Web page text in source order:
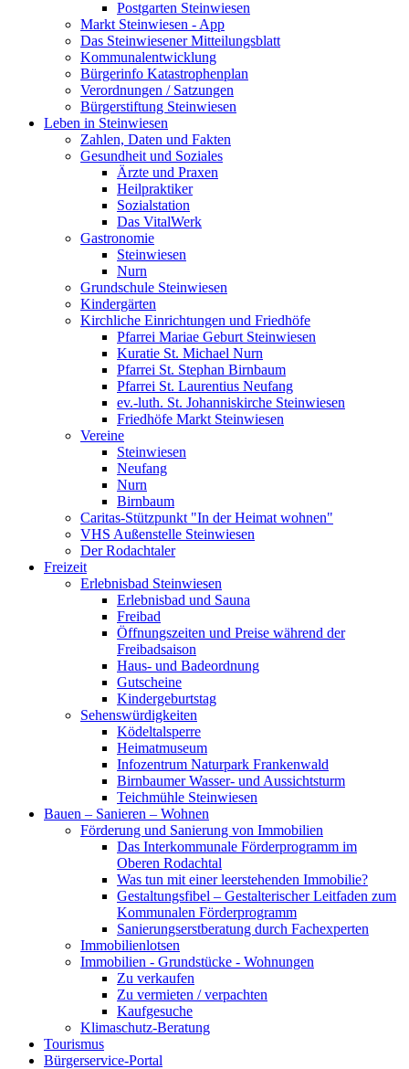
Postgarten Steinwiesen
Markt Steinwiesen - App
Das Steinwiesener Mitteilungsblatt
Kommunalentwicklung
Bürgerinfo Katastrophenplan
Verordnungen / Satzungen
Bürgerstiftung Steinwiesen
Leben in Steinwiesen
Zahlen, Daten und Fakten
Gesundheit und Soziales
Ärzte und Praxen
Heilpraktiker
Sozialstation
Das VitalWerk
Gastronomie
Steinwiesen
Nurn
Grundschule Steinwiesen
Kindergärten
Kirchliche Einrichtungen und Friedhöfe
Pfarrei Mariae Geburt Steinwiesen
Kuratie St. Michael Nurn
Pfarrei St. Stephan Birnbaum
Pfarrei St. Laurentius Neufang
ev.-luth. St. Johanniskirche Steinwiesen
Friedhöfe Markt Steinwiesen
Vereine
Steinwiesen
Neufang
Nurn
Birnbaum
Caritas-Stützpunkt "In der Heimat wohnen"
VHS Außenstelle Steinwiesen
Der Rodachtaler
Freizeit
Erlebnisbad Steinwiesen
Erlebnisbad und Sauna
Freibad
Öffnungszeiten und Preise während der
Freibadsaison
Haus- und Badeordnung
Gutscheine
Kindergeburtstag
Sehenswürdigkeiten
Ködeltalsperre
Heimatmuseum
Infozentrum Naturpark Frankenwald
Birnbaumer Wasser- und Aussichtsturm
Teichmühle Steinwiesen
Bauen – Sanieren – Wohnen
Förderung und Sanierung von Immobilien
Das Interkommunale Förderprogramm im
Oberen Rodachtal
Was tun mit einer leerstehenden Immobilie?
Gestaltungsfibel – Gestalterischer Leitfaden zum
Kommunalen Förderprogramm
Sanierungserstberatung durch Fachexperten
Immobilienlotsen
Immobilien - Grundstücke - Wohnungen
Zu verkaufen
Zu vermieten / verpachten
Kaufgesuche
Klimaschutz-Beratung
Tourismus
Bürgerservice-Portal